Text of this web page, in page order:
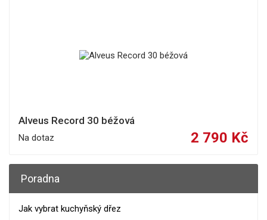
Alveus Record 30 béžová
Na dotaz 2 790 Kč
Poradna
Jak vybrat kuchyňský dřez